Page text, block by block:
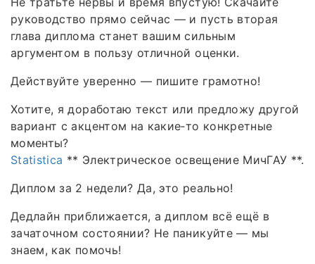
руководство прямо сейчас — и пусть вторая
глава диплома станет вашим сильным
аргументом в пользу отличной оценки.
Действуйте уверенно — пишите грамотно!
Хотите, я доработаю текст или предложу другой
вариант с акцентом на какие‑то конкретные
моменты?
Statistica ** Электрическое освещение МичГАУ **.
Диплом за 2 недели? Да, это реально!
Дедлайн приближается, а диплом всё ещё в
зачаточном состоянии? Не паникуйте — мы
знаем, как помочь!